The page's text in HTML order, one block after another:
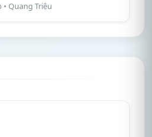
• Quang Triệu